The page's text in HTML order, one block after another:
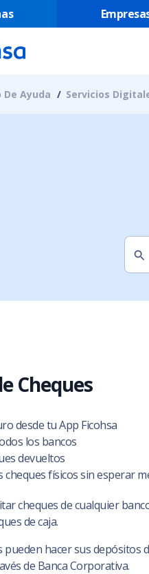
De Ayuda Servicios
Cheques
desde tu App Ficohsa
los bancos
devueltos
cheques físicos sin esperar
cheques de cualquier
de caja.
hacer sus depósitos
de Banca Corporativa.